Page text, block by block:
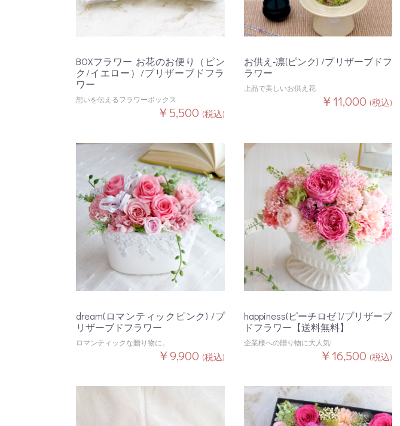
BOXフラワー お花のお便り（ピン
ク/イエロー）/プリザーブドフラ
ワー
想いを伝えるフラワーボックス
￥5,500 (税込)
お供え‐凛(ピンク) /プリザーブドフ
ラワー
上品で美しいお供え花
￥11,000 (税込)
dream(ロマンティックピンク) /プ
リザーブドフラワー
ロマンティックな贈り物に。
￥9,900 (税込)
happiness(ピーチロゼ )/プリザーブ
ドフラワー【送料無料】
企業様への贈り物に大人気!
￥16,500 (税込)